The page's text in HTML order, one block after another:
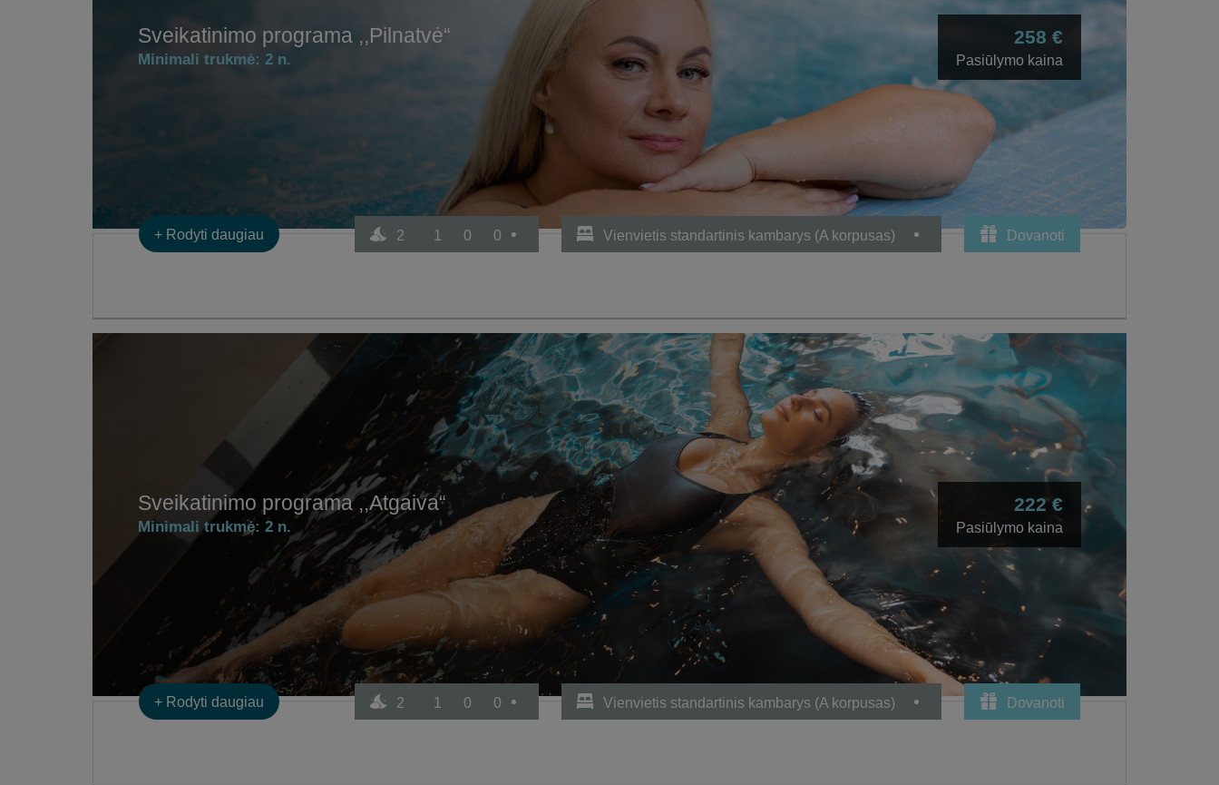
Sveikatinimo programa ,,Pilnatvė“
Minimali trukmė: 2 n.
258 €
Pasiūlymo kaina
+ Rodyti daugiau Dovanoti
Vienvietis standartinis kambarys (A korpusas)
2 1 0 0
Sveikatinimo programa ,,Atgaiva“
Minimali trukmė: 2 n.
222 €
Pasiūlymo kaina
+ Rodyti daugiau Dovanoti
Vienvietis standartinis kambarys (A korpusas)
2 1 0 0